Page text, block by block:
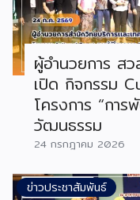
ผู้อำนวยการ สว
เปิด กิจกรรม
โครงการ “กา
วัฒนธรรม
24 กรกฎาคม 2026
ข่าวประชาสัมพันธ์